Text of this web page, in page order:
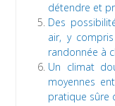
détendre et
Des
air, y
randonnée à
Un climat
moyennes
pratique sûre